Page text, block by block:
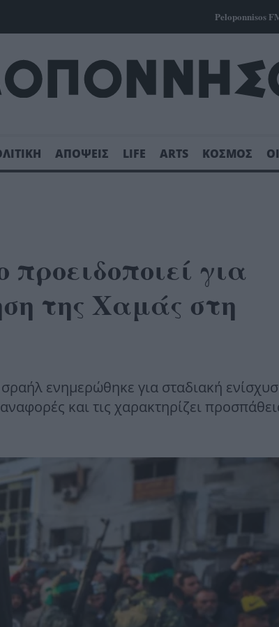
Peloponnisos
ΑΠΟΨΕΙΣ LIFE ARTS ΚΟΣΜΟΣ
για
της Χαμάς στη
ενημερώθηκε για σταδιακή
και τις χαρακτηρίζει